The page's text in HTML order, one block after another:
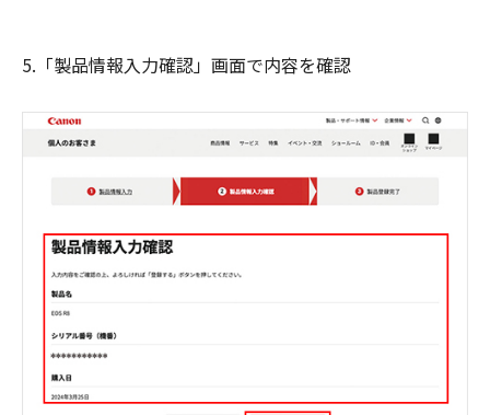
5.「製品情報入力確認」画面で内容を確認